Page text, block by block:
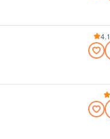
4.1